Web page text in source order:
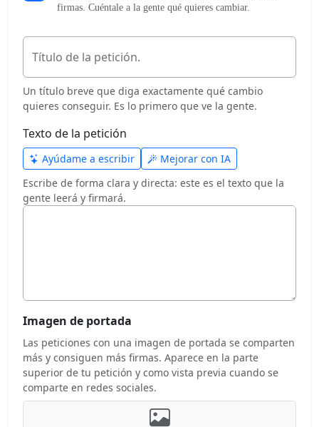
firmas. Cuéntale a la gente qué quieres cambiar.
Título de la petición.
Un título breve que diga exactamente qué cambio
quieres conseguir. Es lo primero que ve la gente.
Texto de la petición
Ayúdame a escribir
Mejorar con IA
Escribe de forma clara y directa: este es el texto que la
gente leerá y firmará.
Imagen de portada
Las peticiones con una imagen de portada se comparten
más y consiguen más firmas. Aparece en la parte
superior de tu petición y como vista previa cuando se
comparte en redes sociales.